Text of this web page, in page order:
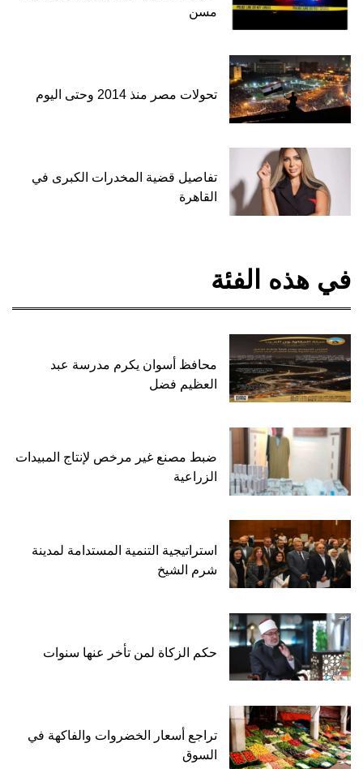
مسن
تحولات مصر منذ 2014 وحتى اليوم
تفاصيل قضية المخدرات الكبرى في
القاهرة
في هذه الفئة
محافظ أسوان يكرم مدرسة عبد
العظيم فضل
ضبط مصنع غير مرخص لإنتاج المبيدات
الزراعية
استراتيجية التنمية المستدامة لمدينة
شرم الشيخ
حكم الزكاة لمن تأخر عنها سنوات
تراجع أسعار الخضروات والفاكهة في
السوق